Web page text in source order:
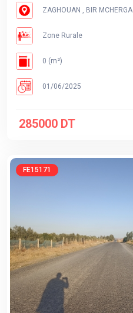
ZAGHOUAN , BIR MCHERGA
Zone Rurale
0 (m²)
01/06/2025
285000 DT
FE15171